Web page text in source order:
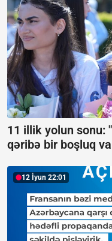
11 illik yolun sonu:
qəribə bir boşluq
12 İyun 22:01